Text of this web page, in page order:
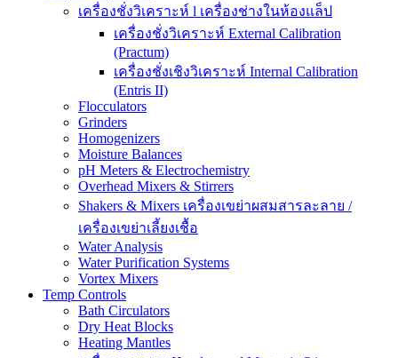
เครื่องชั่งวิเคราะห์ l เครื่องช่างในห้องแล็ป
เครื่องชั่งวิเคราะห์ External Calibration
(Practum)
เครื่องชั่งเชิงวิเคราะห์ Internal Calibration
(Entris II)
Flocculators
Grinders
Homogenizers
Moisture Balances
pH Meters & Electrochemistry
Overhead Mixers & Stirrers
Shakers & Mixers เครื่องเขย่าผสมสารละลาย /
เครื่องเขย่าเลี้ยงเชื้อ
Water Analysis
Water Purification Systems
Vortex Mixers
Temp Controls
Bath Circulators
Dry Heat Blocks
Heating Mantles